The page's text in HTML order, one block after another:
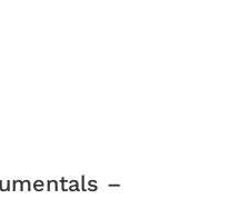
–